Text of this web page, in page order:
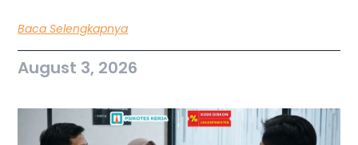
Baca Selengkapnya
August 3, 2026